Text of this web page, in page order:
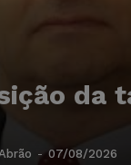
da
- 07/08/2026